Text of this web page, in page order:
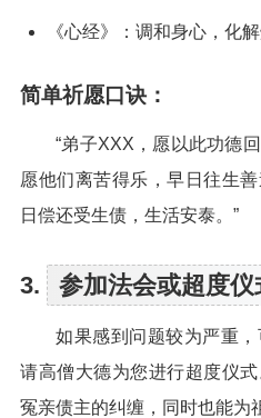
《心经》：调和身心，化解
简单祈愿口诀：
“弟子XXX，愿以此功德
愿他们离苦得乐，早日往生
日偿还受生债，生活安泰。”
3. 参加法会或超度仪
如果感到问题较为严重
请高僧大德为您进行超度仪
冤亲债主的纠缠，同时也能为